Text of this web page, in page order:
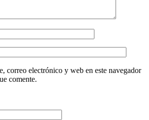
correo electrónico y web en este navegador
comente.